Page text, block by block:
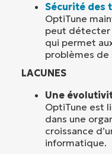
Sécurité des
OptiTune
peut détecter
qui permet
problèmes de
LACUNES
Une
OptiTune est
dans une
croissance
informatique.